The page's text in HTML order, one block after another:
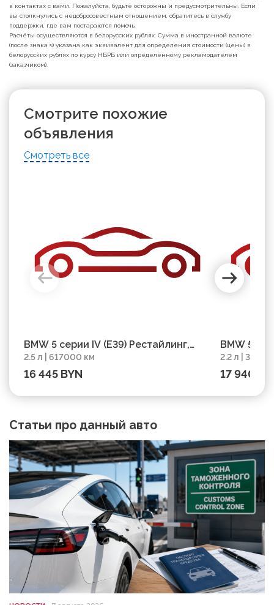
в контактах с вами. Пожалуйста, будьте осторожны и предусмотрительны. Если
вы столкнулись с недобросовестным отношением, обратитесь в службу
поддержки, где вам постараются помочь.
Расчёты осуществляются в белорусских рублях. Сумма в иностранной валюте
(после знака ≈) указана как эквивалент для определения стоимости (цены) в
белорусских рублях по курсу НБРБ или определённому рекламодателем
(заказчиком).
Смотрите похожие
объявления
Смотреть все
BMW 5 серии IV (E39) Рестайлинг,
2001, пробег 617000 км
2.5 л | 617000 км
16 445 BYN
BMW 5
2002,
2.2 л |
17 940
Статьи про данный авто